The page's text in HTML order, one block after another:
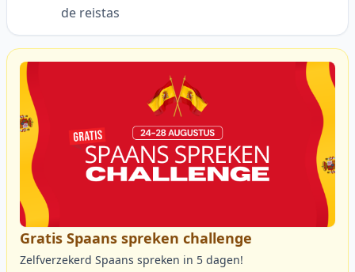
de reistas
Gratis Spaans spreken challenge
Zelfverzekerd Spaans spreken in 5 dagen!